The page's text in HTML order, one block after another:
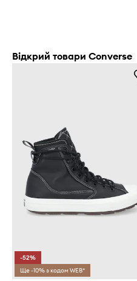
Відкрий товари Converse
-52%
Ще -10% з кодом WEB*